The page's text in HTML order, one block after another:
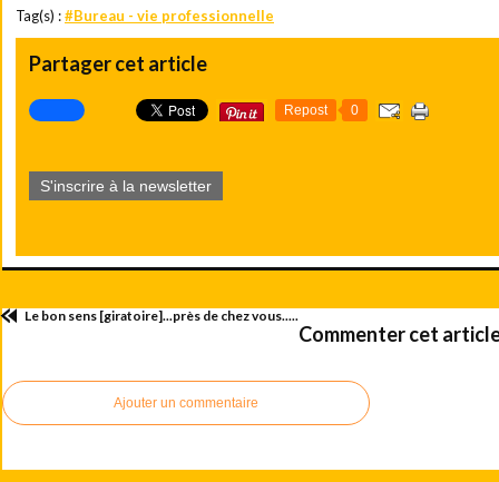
Tag(s) :#Bureau - vie professionnelle
Partager cet article
Repost 0
S'inscrire à la newsletter
Le bon sens [giratoire]...près de chez vous.....
Commenter cet
Ajouter un commentaire